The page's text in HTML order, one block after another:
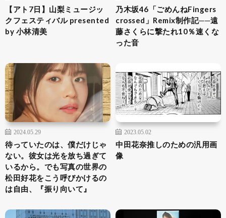
【アト7日】山梨ミュージッ
クフェスティバル presented
by 小林清美
乃木坂46「ごめんねFingers
crossed」Remix制作記──遠
藤さくらに撃たれ10％速くな
った音
2024.05.29
待っていたのは、僕だけじゃ
ない。彼女は光を放ち過ぎて
いるから。でも写真の世界の
松田好花をこう呼びかけるの
は自由、『振り向いて』
2023.05.02
中田花奈推しのための汎用画
像